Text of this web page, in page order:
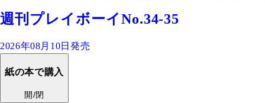
週刊プレイボーイNo.34-35
2026年08月10日発売
紙の本で購入
開/閉